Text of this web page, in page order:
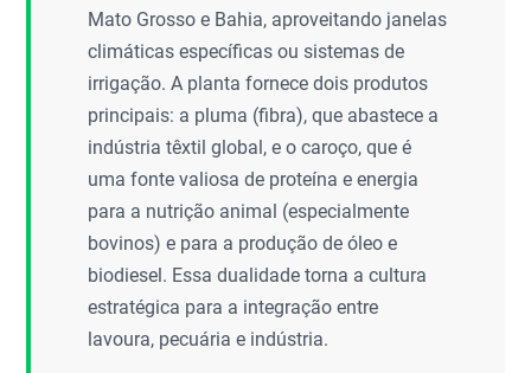
Mato Grosso e Bahia, aproveitando janelas
climáticas específicas ou sistemas de
irrigação. A planta fornece dois produtos
principais: a pluma (fibra), que abastece a
indústria têxtil global, e o caroço, que é
uma fonte valiosa de proteína e energia
para a nutrição animal (especialmente
bovinos) e para a produção de óleo e
biodiesel. Essa dualidade torna a cultura
estratégica para a integração entre
lavoura, pecuária e indústria.